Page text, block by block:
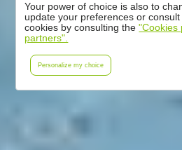
Your power of choice is also to
update your preferences or
cookies by consulting the"Cookies
partners".
Personalize my choice